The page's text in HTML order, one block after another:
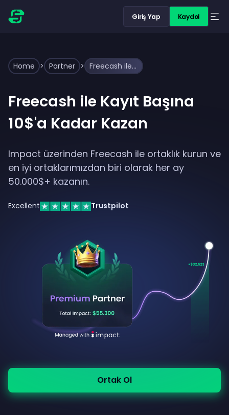
Giriş Yap Kaydol
Home > Partner > Freecash ile Doğrudan Ortaklık Kurun ve Kayıt Başına 10$'a Kadar Kazanın
Freecash ile Kayıt Başına
10$'a Kadar Kazan
Impact üzerinden Freecash ile ortaklık kurun ve
en iyi ortaklarımızdan biri olarak her ay
50.000$+ kazanın.
Excellent Trustpilot
Ortak Ol